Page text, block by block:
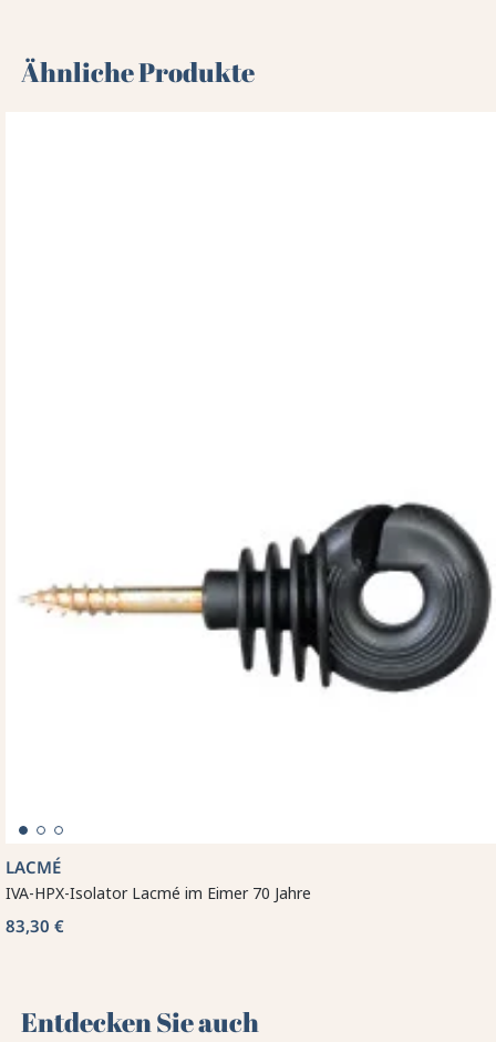
Ähnliche Produkte
LACMÉ
IVA-HPX-Isolator Lacmé im Eimer 70 Jahre
83,30 €
Entdecken Sie auch 🌻